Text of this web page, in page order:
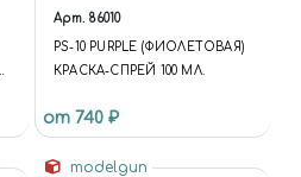
Арт. 86010
PS-10 PURPLE (ФИОЛЕТОВАЯ)
КРАСКА-СПРЕЙ 100 МЛ.
от 740 ₽
modelgun